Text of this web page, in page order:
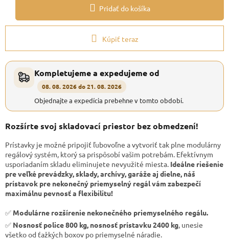
Pridať do košíka
Kúpiť teraz
Kompletujeme a expedujeme od
08. 08. 2026 do 21. 08. 2026
Objednajte a expedícia prebehne v tomto období.
Rozšírte svoj skladovací priestor bez obmedzení!
Prístavky je možné pripojiť ľubovoľne a vytvoriť tak plne modulárny
regálový systém, ktorý sa prispôsobí vašim potrebám. Efektívnym
usporiadaním skladu eliminujete nevyužité miesta. Ideálne riešenie
pre veľké prevádzky, sklady, archívy, garáže aj dielne, náš
prístavok pre nekonečný priemyselný regál vám zabezpečí
maximálnu pevnosť a flexibilitu!
✅ Modulárne rozšírenie nekonečného priemyselného regálu.
✅ Nosnosť police 800 kg, nosnosť prístavku 2400 kg , unesie
všetko od ťažkých boxov po priemyselné náradie.